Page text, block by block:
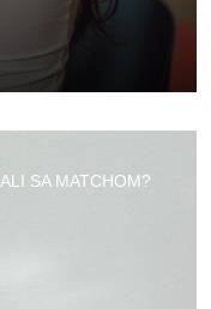
SA MATCHOM?